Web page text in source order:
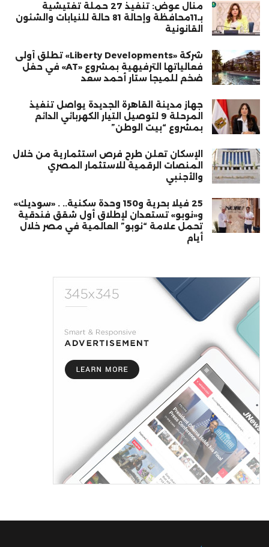
منال عوض: تنفيذ 27 حملة تفتيشية
بـ11محافظة وإحالة 81 حالة للنيابات والشئون
القانونية
شركة «Liberty Developments» تطلق أولى
فعالياتها الترفيهية بمشروع «AT» في حفل
ضخم للميجا ستار أحمد سعد
جهاز مدينة القاهرة الجديدة يواصل تنفيذ
المرحلة 9 لتوصيل التيار الكهربائي الدائم
بمشروع “بيت الوطن”
الإسكان تعلن طرح فرص استثمارية من خلال
المنصات الرقمية للاستثمار المصري
والأجنبي
25 فيلا بحرية و150 وحدة سكنية.. . «سوديك»
و«نوبو» تستعدان لإطلاق أول شقق فندقية
تحمل علامة “نوبو” العالمية في مصر خلال
أيام